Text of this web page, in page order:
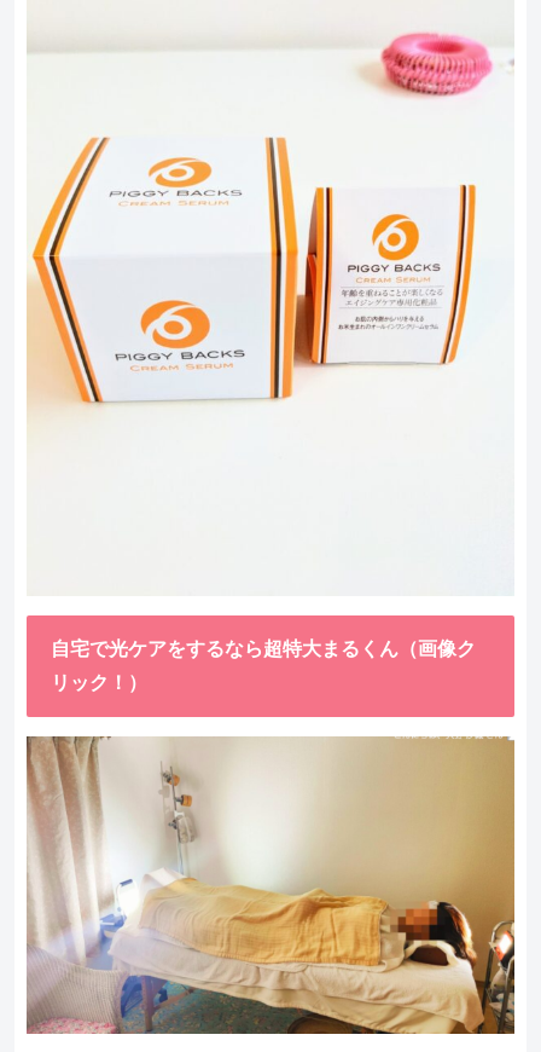
自宅で光ケアをするなら超特大まるくん（画像ク
リック！）